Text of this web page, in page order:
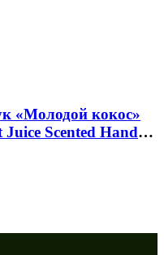
«Молодой кокос»
Scented Hand